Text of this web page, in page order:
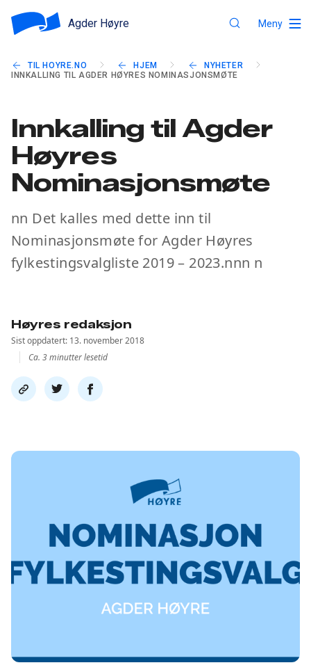
Agder Høyre Meny
TIL HOYRE.NO HJEM
NYHETER
INNKALLING TIL AGDER HØYRES NOMINASJONSMØTE
Innkalling til Agder
Høyres
Nominasjonsmøte
nn Det kalles med dette inn til
Nominasjonsmøte for Agder Høyres
fylkestingsvalgliste 2019 – 2023.nnn n
Høyres redaksjon
Sist oppdatert: 13. november 2018
Ca. 3 minutter lesetid
Del
link
Del
på
Del
på